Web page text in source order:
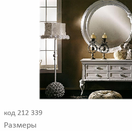
код 212 339
Размеры